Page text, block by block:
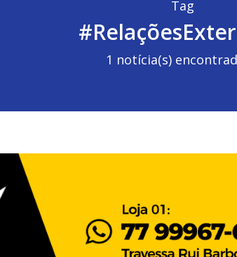
Tag
1 notícia(s)